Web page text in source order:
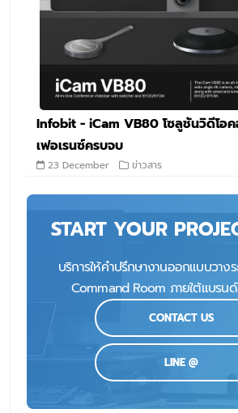
Infobit - iCam VB80 โซลูชันวิดีโอ
เฟอเรนซ์ครบจบ
23 December ข่าวสาร
START YOUR
บริการให้คำปรึกษางานออกแบบวาง
Command Room ภายใต้แบรน
CONTACT US
LINE @